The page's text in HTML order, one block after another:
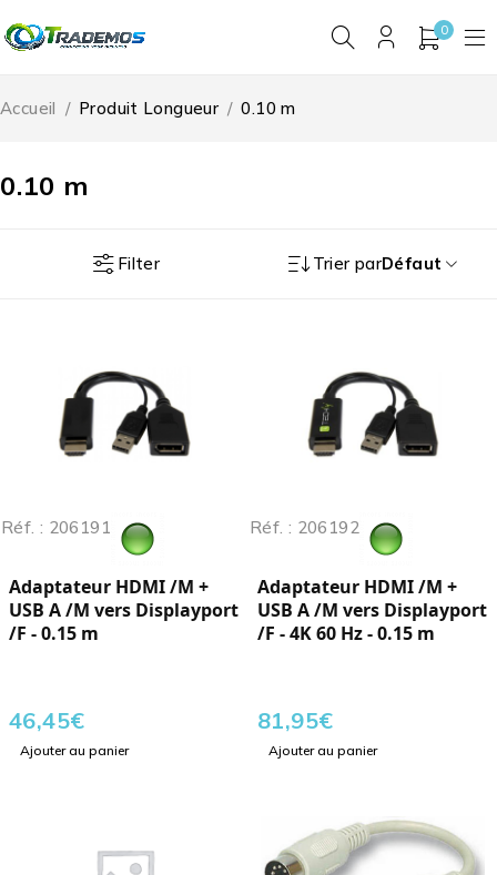
0
0.10 m
Accueil / Produit Longueur / 0.10 m
Filter Trier parDéfaut
Réf. : 206191
Adaptateur HDMI /M +
USB A /M vers Displayport
/F - 0.15 m
46,45€
Ajouter au panier
Réf. : 206192
Adaptateur HDMI /M +
USB A /M vers Displayport
/F - 4K 60 Hz - 0.15 m
81,95€
Ajouter au panier